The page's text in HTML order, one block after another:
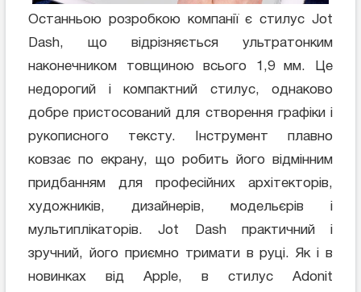
Останньою розробкою компанії є стилус Jot
Dash, що відрізняється ультратонким
наконечником товщиною всього 1,9 мм. Це
недорогий і компактний стилус, однаково
добре пристосований для створення графіки і
рукописного тексту. Інструмент плавно
ковзає по екрану, що робить його відмінним
придбанням для професійних архітекторів,
художників, дизайнерів, модельєрів і
мультиплікаторів. Jot Dash практичний і
зручний, його приємно тримати в руці. Як і в
новинках від Apple, в стилус Adonit